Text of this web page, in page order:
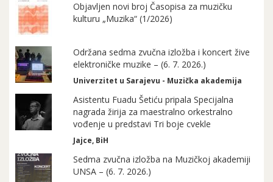
Objavljen novi broj Časopisa za muzičku
kulturu „Muzika“ (1/2026)
Održana sedma zvučna izložba i koncert žive
elektroničke muzike – (6. 7. 2026.)
Univerzitet u Sarajevu - Muzička akademija
Asistentu Fuadu Šetiću pripala Specijalna
nagrada žirija za maestralno orkestralno
vođenje u predstavi Tri boje cvekle
Jajce, BiH
Sedma zvučna izložba na Muzičkoj akademiji
UNSA – (6. 7. 2026.)